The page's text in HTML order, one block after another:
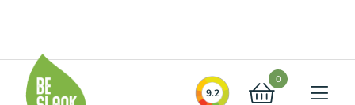
9.2
0